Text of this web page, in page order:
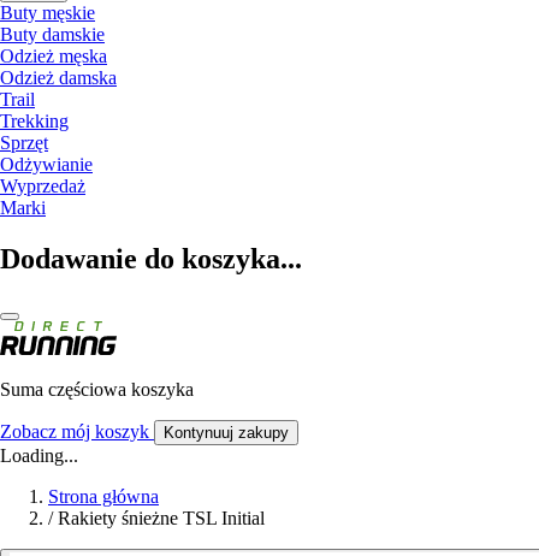
Buty męskie
Buty damskie
Odzież męska
Odzież damska
Trail
Trekking
Sprzęt
Odżywianie
Wyprzedaż
Marki
Dodawanie do koszyka...
Suma częściowa koszyka
Zobacz mój koszyk Kontynuuj zakupy
Loading...
Strona główna
/ Rakiety śnieżne TSL Initial